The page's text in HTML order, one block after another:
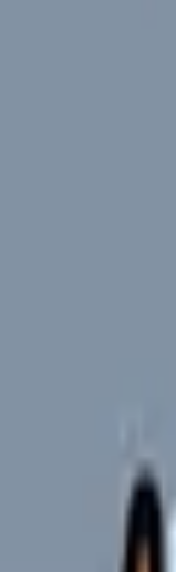
線を設置してい
います。